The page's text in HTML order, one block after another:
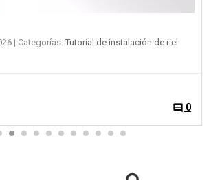
| Categorías: Tutorial de instalación de riel
comment 0